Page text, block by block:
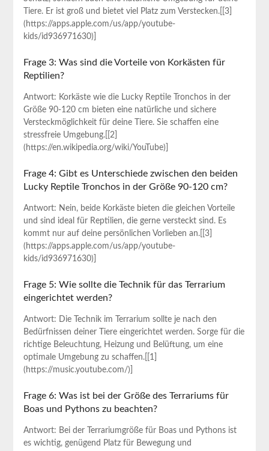
‌Tiere. Er ist groß ‍und bietet viel‍ Platz ⁣zum Verstecken.[[3]
(https://apps.apple.com/us/app/youtube-
kids/id936971630)]
Frage 3: Was sind die ⁢Vorteile von Korkästen für
Reptilien?
Antwort: Korkäste wie die Lucky​ Reptile Tronchos in der
Größe​ 90-120 cm bieten eine natürliche und ⁣sichere
Versteckmöglichkeit für ​deine Tiere. Sie schaffen⁣ eine
stressfreie Umgebung.[[2]
(https://en.wikipedia.org/wiki/YouTube)]
Frage 4: Gibt es ‌Unterschiede ⁤zwischen den beiden
Lucky Reptile⁢ Tronchos in der Größe 90-120 cm?
Antwort: ​Nein, beide⁣ Korkäste bieten‍ die gleichen ‌Vorteile
und⁣ sind ideal für Reptilien, die gerne versteckt sind. Es
kommt ​nur auf deine persönlichen Vorlieben an.[[3]
(https://apps.apple.com/us/app/youtube-
kids/id936971630)]
Frage 5: Wie sollte⁣ die Technik für das Terrarium ​
eingerichtet werden?
Antwort: Die Technik⁣ im Terrarium sollte je nach den
Bedürfnissen deiner Tiere eingerichtet werden.‍ Sorge‌ für​ die
richtige‍ Beleuchtung, Heizung und Belüftung,⁢ um eine
optimale Umgebung zu schaffen.[[1]
(https://music.youtube.com/)]
Frage 6: Was ist bei der‌ Größe des ⁢Terrariums für
Boas und Pythons zu ​beachten?
Antwort: Bei der Terrariumgröße für Boas ⁤und Pythons ist
es wichtig, genügend Platz für⁢ Bewegung und⁤